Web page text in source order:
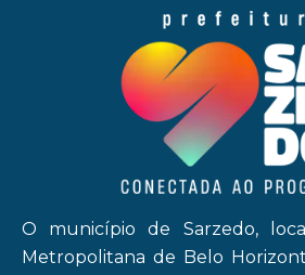
O município de Sarzedo,
Metropolitana de Belo